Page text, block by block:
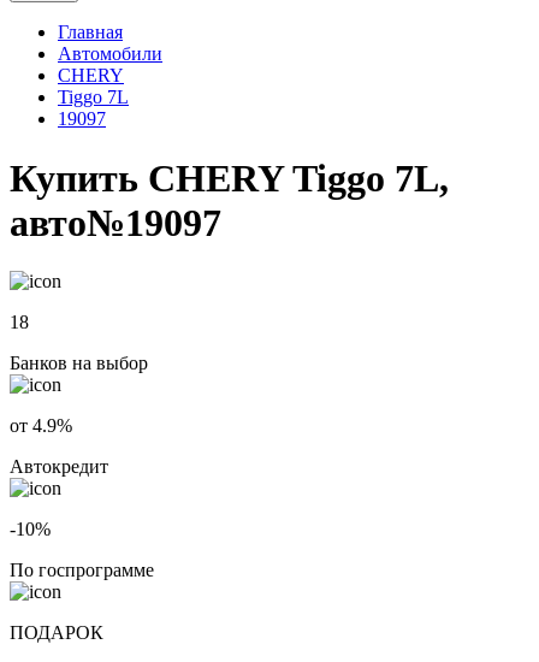
Главная
Автомобили
CHERY
Tiggo 7L
19097
Купить CHERY Tiggo 7L,
авто№19097
18
Банков на выбор
от 4.9%
Автокредит
-10%
По госпрограмме
ПОДАРОК